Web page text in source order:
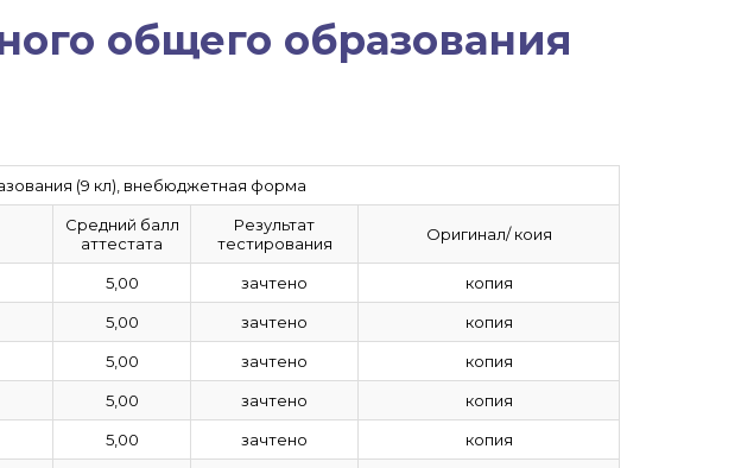
общего образования
(9 кл), внебюджетная форма
Средний балл
аттестата
Результат
тестирования
Оригинал/ коия
5,00 зачтено копия
5,00 зачтено копия
5,00 зачтено копия
5,00 зачтено копия
5,00 зачтено копия